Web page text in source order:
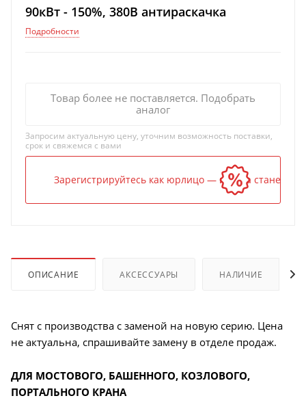
90кВт - 150%, 380В антираскачка
Подробности
Товар более не поставляется. Подобрать
аналог
Запросим актуальную цену, уточним возможность поставки,
срок и свяжемся с вами
Зарегистрируйтесь как юрлицо — и цена станет
ОПИСАНИЕ АКСЕССУАРЫ НАЛИЧИЕ
Снят с производства с заменой на новую серию. Цена
не актуальна, спрашивайте замену в отделе продаж.
ДЛЯ МОСТОВОГО, БАШЕННОГО, КОЗЛОВОГО,
ПОРТАЛЬНОГО КРАНА